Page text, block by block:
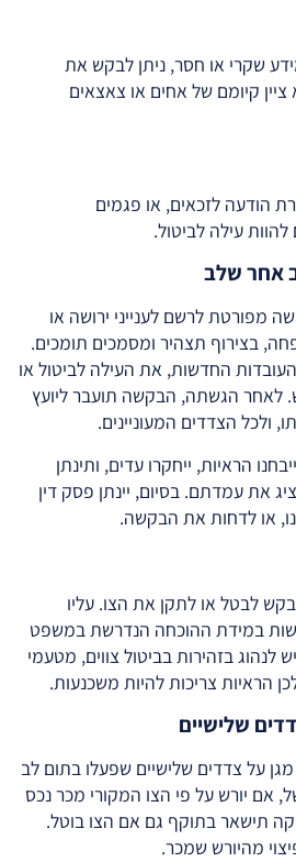
שקרי או חסר, ניתן לבקש את
קיומם של אחים או צאצאים
הודעה לזכאים, או פגמים
להוות עילה לביטול.
אחר שלב
מפורטת לרשם לענייני ירושה או
בצירוף תצהיר ומסמכים תומכים.
החדשות, את העילה לביטול או
לאחר הגשתה, הבקשה תועבר ליועץ
הצדדים המעוניינים.
הראיות, ייחקרו עדים, ותינתן
את עמדתם. בסיום, יינתן פסק דין
או לדחות את הבקשה.
לבטל או לתקן את הצו. עליו
במידת ההוכחה הנדרשת במשפט
לנהוג בזהירות בביטול צווים, מטעמי
הראיות צריכות להיות משכנעות.
שלישיים
מגן על צדדים שלישיים שפעלו בתום לב
אם יורש על פי הצו המקורי מכר נכס
תישאר בתוקף גם אם הצו בוטל.
מהיורש שמכר.